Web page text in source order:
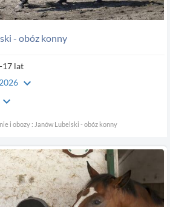
- obóz konny
17 lat
keyboard_arrow_down
keyboard_arrow_down
i obozy : Janów Lubelski - obóz konny